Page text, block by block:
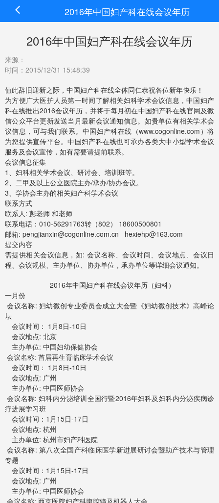
2016年中国妇产科在线会议年历
2016年中国妇产科在线会议年历
来源：
时间：2015/12/31 15:48:39
值此辞旧迎新之际，中国妇产科在线全体同仁恭祝各位新年快乐！
为方便广大医护人员第一时间了解相关妇科学术会议信息，中国妇产
科在线推出2016会议年历，并将于每月初在中国妇产科在线官网及微
信公众平台更新发送当月最新会议通知信息。如贵单位有相关学术会
议信息，可与我们联系。中国妇产科在线（www.cogonline.com ）将
为您提供宣传平台。中国妇产科在线也可承办各类大中小型学术会议
服务及会议宣传，如有需要请提前联系。
会议信息征集
1、妇科相关学术会议、研讨会、培训班等。
2、二甲及以上公立医院主办/承办/协办会议。
3、学协会主办的相关妇产科学术会议
联系方式
联系人: 彭老师 和老师
联系电话：010-56291763转（802） 18600500801
邮箱: pengjianxin@cogonline.com.cn
hexiehp@163.com
提交内容
需提供相关会议信息，如: 会议名称、会议时间、会议地点、会议日
程、会议规模、主办单位、协办单位，承办单位等详细会议通知。
2016年中国妇产科在线会议年历（妇科）
一月份
会议名称: 妇幼微创专业委员会成立大会暨《妇幼微创技术》高峰论
坛
会议时间： 1月8日-10日
会议地点: 北京
主办单位: 中国妇幼保健协会
会议名称: 首届再生育临床学术会议
会议时间： 1月8日-10日
会议地点: 广州
主办单位: 中国医师协会
会议名称: 妇科内分泌培训全国行暨2016年妇科及妇科内分泌疾病诊
疗进展学习班
会议时间：1月15日-17日
会议地点: 杭州
主办单位: 杭州市妇产科医院
会议名称: 第八次全国产科临床医学新进展研讨会暨助产技术与管理
专题
会议时间：1月15日-17日
会议地点: 广州
主办单位: 中国医师协会
会议名称: 西京医院妇产科腹腔镜及机器人大会